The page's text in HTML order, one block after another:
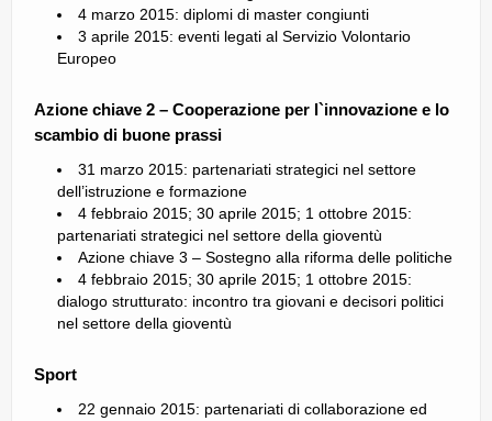
4 marzo 2015: diplomi di master congiunti
3 aprile 2015: eventi legati al Servizio Volontario
Europeo
Azione chiave 2 – Cooperazione per l`innovazione e lo
scambio di buone prassi
31 marzo 2015: partenariati strategici nel settore
dell’istruzione e formazione
4 febbraio 2015; 30 aprile 2015; 1 ottobre 2015:
partenariati strategici nel settore della gioventù
Azione chiave 3 – Sostegno alla riforma delle politiche
4 febbraio 2015; 30 aprile 2015; 1 ottobre 2015:
dialogo strutturato: incontro tra giovani e decisori politici
nel settore della gioventù
Sport
22 gennaio 2015: partenariati di collaborazione ed